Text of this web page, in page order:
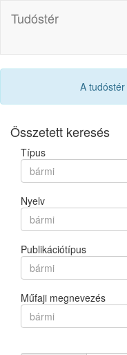
Tudóstér
A tudóstér
Összetett keresés
Típus
bármi
Nyelv
bármi
Publikációtípus
bármi
Műfaji megnevezés
bármi